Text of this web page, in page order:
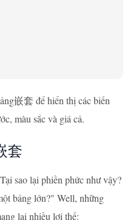
嵌套 để hiển thị các biến
màu sắc và giá cả.
套
sao lại phiền phức như vậy?
bảng lớn?" Well, những
lại nhiều lợi thế: